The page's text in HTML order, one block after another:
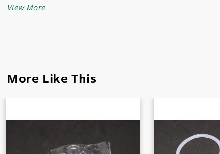
mesin minuman, mesin kopi dan lain-lain.
More Like This